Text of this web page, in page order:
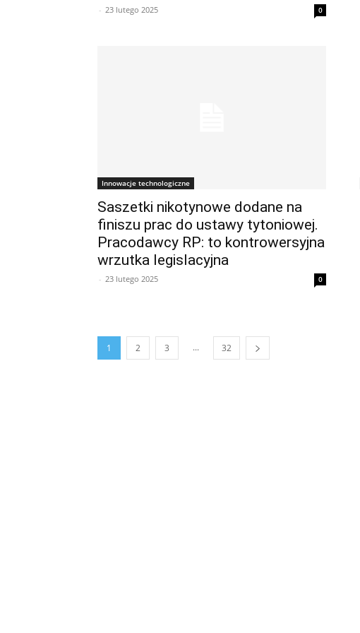
- 23 lutego 2025 0
Innowacje technologiczne
Saszetki nikotynowe dodane na
finiszu prac do ustawy tytoniowej.
Pracodawcy RP: to kontrowersyjna
wrzutka legislacyjna
- 23 lutego 2025 0
1 2 3 ... 32